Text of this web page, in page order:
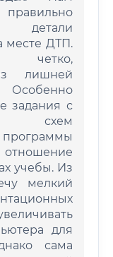
детали
месте ДТП.
четко,
лишней
задания с
схем
отношение
учебы. Из
мелкий
для
сама